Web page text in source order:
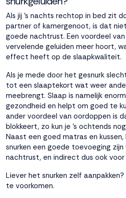
Weigeren
Accepteren
Als jij 's nachts rechtop in bed zit
partner of kamergenoot, is dat
goede nachtrust. Een voordeel
vervelende geluiden meer hoort,
effect heeft op de slaapkwaliteit.
Als je mede door het gesnurk
tot een slaaptekort wat weer
meebrengt. Slaap is namelijk
gezondheid en helpt om goed te
ander voordeel van oordoppen is
blokkeert, zo kun je 's ochtends
Naast een goed matras en kussen,
snurken een goede toevoeging
nachtrust, en indirect dus ook voor
Liever het snurken zelf aanpakken?
te voorkomen.